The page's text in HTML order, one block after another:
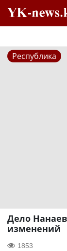
Республика
Дело
изменений
1853